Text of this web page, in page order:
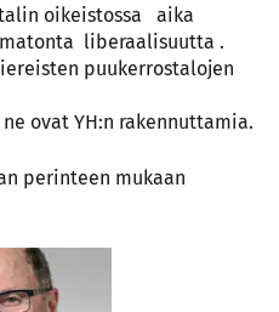
oikeistossa aika
liberaalisuutta .
puukerrostalojen
ovat YH:n rakennuttamia.
perinteen mukaan